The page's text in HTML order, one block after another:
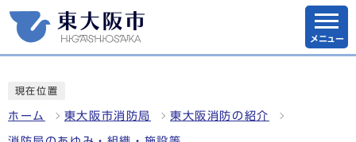
メニュー
現在位置
ホーム 東大阪市消防局 東大阪消防の紹介